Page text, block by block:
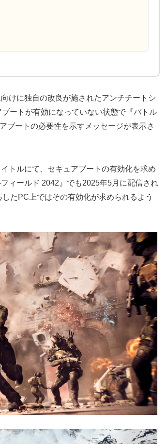
けに独自の改良が施されたアンチチートシ
ートが有効になっていない状態で『バトル
ブートの必要性を示すメッセージが表示さ
トルにて、セキュアブートの有効化を求め
ィールド 2042』でも2025年5月に配信され
たPC上ではその有効化が求められるよう